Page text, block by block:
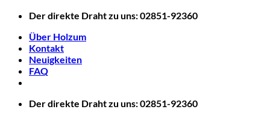
Zum
springen
Der direkte Draht zu uns: 02851-92360
Über Holzum
Kontakt
Neuigkeiten
FAQ
Der direkte Draht zu uns: 02851-92360